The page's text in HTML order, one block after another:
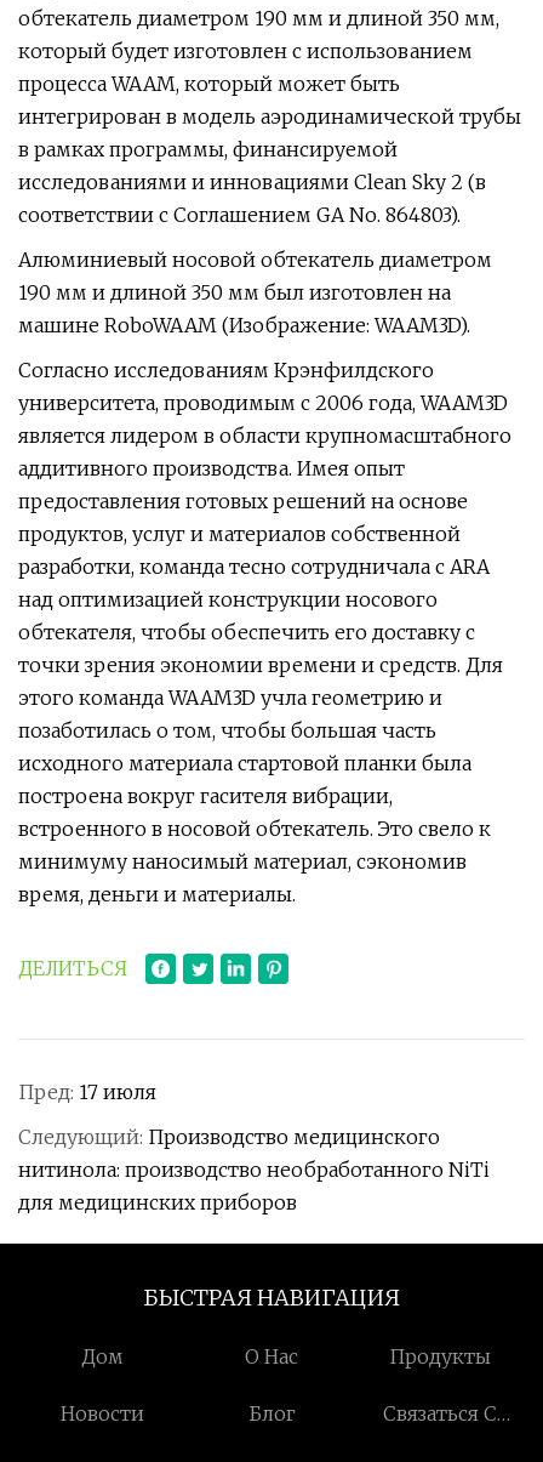
обтекатель диаметром 190 мм и длиной 350 мм,
который будет изготовлен с использованием
процесса WAAM, который может быть
интегрирован в модель аэродинамической трубы
в рамках программы, финансируемой
исследованиями и инновациями Clean Sky 2 (в
соответствии с Соглашением GA No. 864803).
Алюминиевый носовой обтекатель диаметром
190 мм и длиной 350 мм был изготовлен на
машине RoboWAAM (Изображение: WAAM3D).
Согласно исследованиям Крэнфилдского
университета, проводимым с 2006 года, WAAM3D
является лидером в области крупномасштабного
аддитивного производства. Имея опыт
предоставления готовых решений на основе
продуктов, услуг и материалов собственной
разработки, команда тесно сотрудничала с ARA
над оптимизацией конструкции носового
обтекателя, чтобы обеспечить его доставку с
точки зрения экономии времени и средств. Для
этого команда WAAM3D учла геометрию и
позаботилась о том, чтобы большая часть
исходного материала стартовой планки была
построена вокруг гасителя вибрации,
встроенного в носовой обтекатель. Это свело к
минимуму наносимый материал, сэкономив
время, деньги и материалы.
ДЕЛИТЬСЯ
Пред: 17 июля
Следующий: Производство медицинского
нитинола: производство необработанного NiTi
для медицинских приборов
БЫСТРАЯ НАВИГАЦИЯ
Дом О Нас Продукты
Новости Блог
Связаться С